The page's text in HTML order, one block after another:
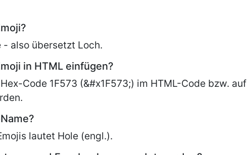
- also übersetzt Loch.
in HTML einfügen?
Code 1F573 (&#x1F573;) im HTML-Code bzw. auf
lautet Hole (engl.).